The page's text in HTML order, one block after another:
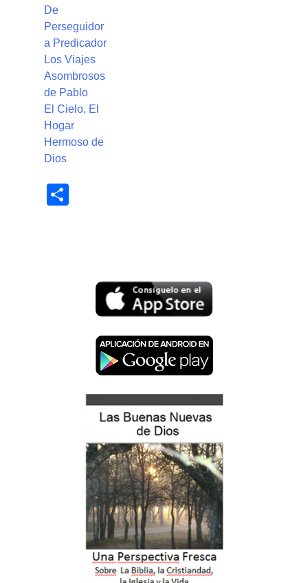
De
Perseguidor
a Predicador
Los Viajes
Asombrosos
de Pablo
El Cielo, El
Hogar
Hermoso de
Dios